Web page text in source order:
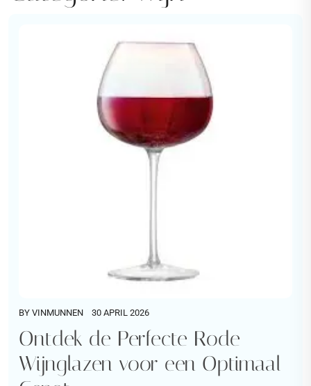
BY VINMUNNEN 30 APRIL 2026
Ontdek de Perfecte Rode
Wijnglazen voor een Optimaal